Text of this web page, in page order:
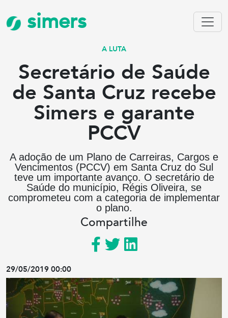
simers
A LUTA
Secretário de Saúde
de Santa Cruz recebe
Simers e garante
PCCV
A adoção de um Plano de Carreiras, Cargos e
Vencimentos (PCCV) em Santa Cruz do Sul
teve um importante avanço. O secretário de
Saúde do município, Régis Oliveira, se
comprometeu com a categoria de implementar
o plano.
Compartilhe
29/05/2019 00:00